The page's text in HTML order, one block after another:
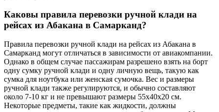
Каковы правила перевозки ручной клади на
рейсах из Абакана в Самарканд?
Правила перевозки ручной клади на рейсах из Абакана в
Самарканд могут отличаться в зависимости от авиакомпании.
Однако в общем случае пассажирам разрешено взять на борт
одну сумку ручной клади и одну личную вещь, такую как
сумка для ноутбука или женская сумочка. Вес и размеры
ручной клади также регулируются, и обычно составляют
около 7-10 кг и не превышают размеры 55x40x20 см.
Некоторые предметы, такие как жидкости, должны